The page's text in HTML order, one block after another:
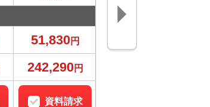
51,830円
242,290円
資料請求